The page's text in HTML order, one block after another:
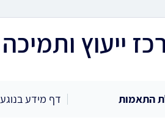
ייעוץ
התאמות דף מידע